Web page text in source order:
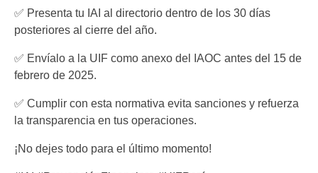
✅ Presenta tu IAI al directorio dentro de los 30 días
posteriores al cierre del año.
✅ Envíalo a la UIF como anexo del IAOC antes del 15 de
febrero de 2025.
✅ Cumplir con esta normativa evita sanciones y refuerza
la transparencia en tus operaciones.
¡No dejes todo para el último momento!